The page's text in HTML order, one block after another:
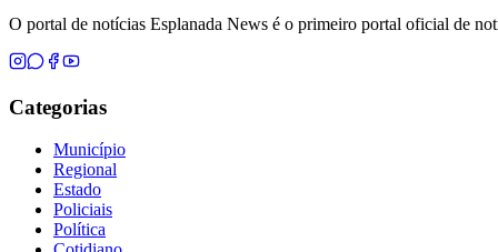
O portal de notícias Esplanada News é o primeiro portal oficial de
Categorias
Município
Regional
Estado
Policiais
Política